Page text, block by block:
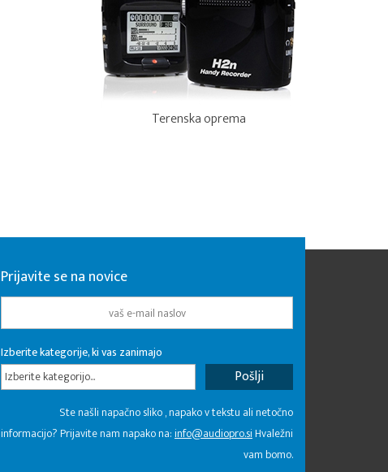
Terenska oprema
Prijavite se na novice
Izberite kategorije, ki vas zanimajo
Izberite kategorijo...
Ste našli napačno sliko , napako v tekstu ali netočno
informacijo? Prijavite nam napako na:info@audiopro.siHvaležni
vam bomo.